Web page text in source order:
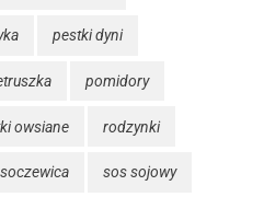
pestki dyni
pomidory
owsiane rodzynki
soczewica sos sojowy